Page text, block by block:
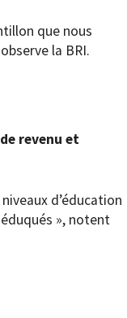
que nous
la BRI.
revenu et
d’éducation
», notent